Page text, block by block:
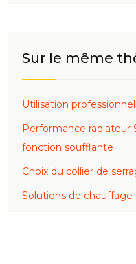
Sur le même
Utilisation
Performance radiateur
fonction soufflante
Choix du collier de
Solutions de